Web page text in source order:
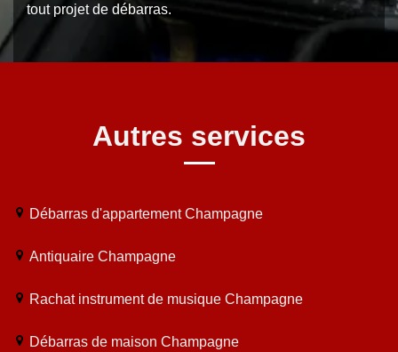
tout projet de débarras.
Autres services
Débarras d'appartement Champagne
Antiquaire Champagne
Rachat instrument de musique Champagne
Débarras de maison Champagne